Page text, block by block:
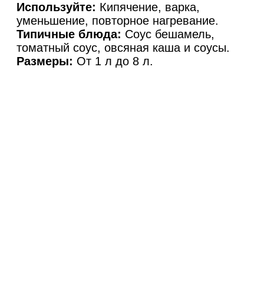
Используйте: Кипячение, варка,
уменьшение, повторное нагревание.
Типичные блюда: Соус бешамель,
томатный соус, овсяная каша и соусы.
Размеры: От 1 л до 8 л.